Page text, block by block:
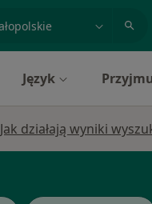
Język
Jak działają wyniki